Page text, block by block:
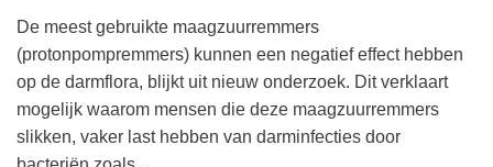
De meest gebruikte maagzuurremmers
(protonpompremmers) kunnen een negatief effect hebben
op de darmflora, blijkt uit nieuw onderzoek. Dit verklaart
mogelijk waarom mensen die deze maagzuurremmers
slikken, vaker last hebben van darminfecties door